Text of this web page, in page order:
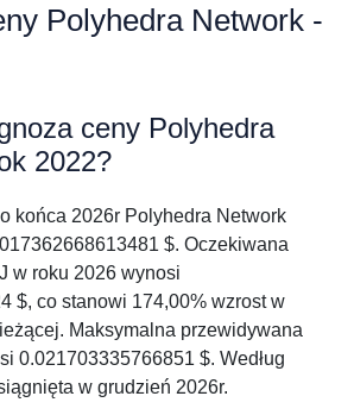
Polyhedra Network -
ceny Polyhedra
2022?
końca 2026r Polyhedra Network
$. Oczekiwana
w roku 2026 wynosi
$, co stanowi 174,00% wzrost w
Maksymalna przewidywana
0.021703335766851 $. Według
w grudzień 2026r.